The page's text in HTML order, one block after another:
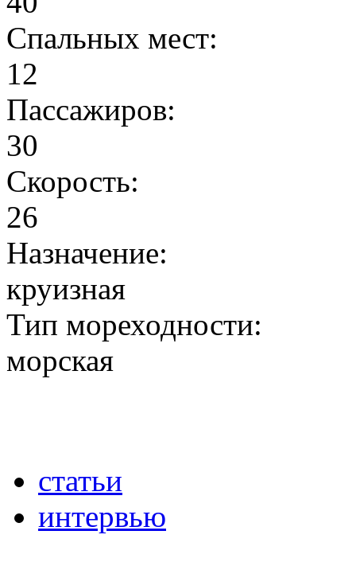
Спальных мест:
12
Пассажиров:
30
Скорость:
26
Назначение:
круизная
Тип мореходности:
морская
статьи
интервью